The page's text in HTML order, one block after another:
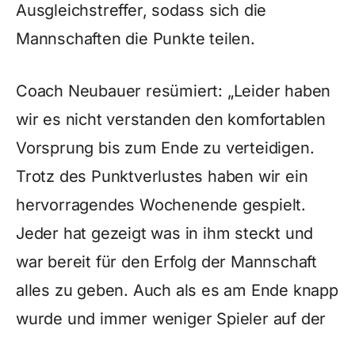
Ausgleichstreffer, sodass sich die
Mannschaften die Punkte teilen.
Coach Neubauer resümiert: „Leider haben
wir es nicht verstanden den komfortablen
Vorsprung bis zum Ende zu verteidigen.
Trotz des Punktverlustes haben wir ein
hervorragendes Wochenende gespielt.
Jeder hat gezeigt was in ihm steckt und
war bereit für den Erfolg der Mannschaft
alles zu geben. Auch als es am Ende knapp
wurde und immer weniger Spieler auf der